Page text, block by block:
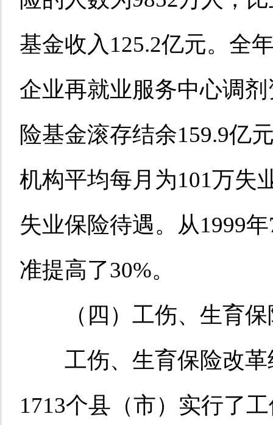
基金收入125.2亿元。全
企业再就业服务中心调
险基金滚存结余159.9亿
机构平均每月为101万失
失业保险待遇。从1999
准提高了30%。
（四）工伤、生育保
工伤、生育保险改革
1713个县（市）实行了